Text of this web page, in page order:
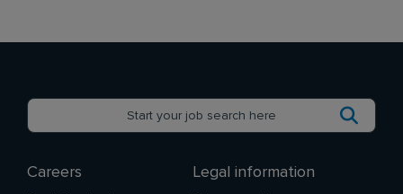
Careers Legal information